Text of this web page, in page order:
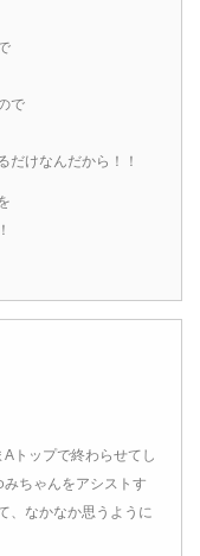
で
だけなんだから！！
トップで終わらせてし
ちゃんをアシストす
、なかなか思うように